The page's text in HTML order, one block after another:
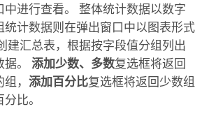
中进行查看。 整体统计数据以数字
统计数据则在弹出窗口中以图表形式
建汇总表，根据按字段值分组列出
。 添加少数、多数复选框将返回
， 添加百分比复选框将返回少数组
比。